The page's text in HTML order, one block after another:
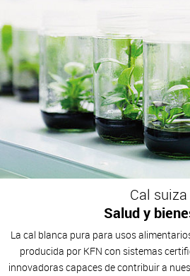
Cal suiza
Salud y
La cal blanca pura para usos
producida por KFN con sistemas
innovadoras capaces de contribuir a